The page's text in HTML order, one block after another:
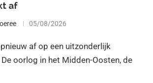
af
05/08/2026
af op een uitzonderlijk
oorlog in het Midden-Oosten, de